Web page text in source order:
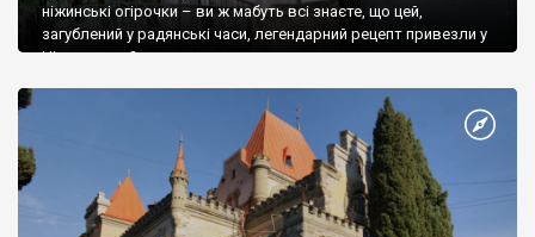
ніжинські огірочки – ви ж мабуть всі знаєте, що цей,
загублений у радянські часи, легендарний рецепт привезли у
Ніжин греки?